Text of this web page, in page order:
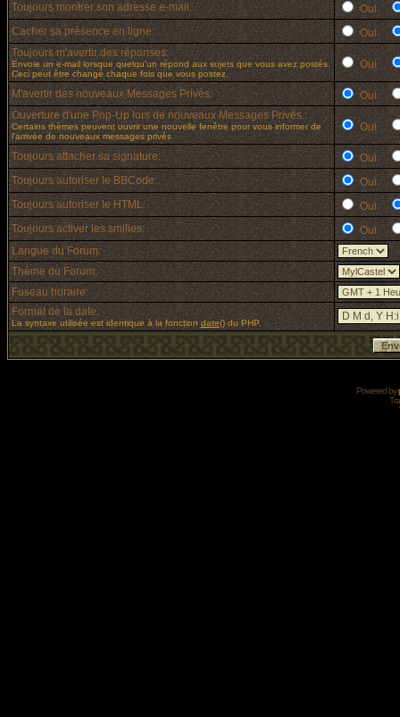
Toujours montrer son adresse e-mail:
Oui
Cacher sa présence en ligne:
Oui
Toujours m'avertir des réponses:
Envoie un e-mail lorsque quelqu'un répond aux sujets que vous avez postés.
Ceci peut être changé chaque fois que vous postez.
Oui
M'avertir des nouveaux Messages Privés:
Oui
Ouverture d'une Pop-Up lors de nouveaux Messages Privés.:
Certains thèmes peuvent ouvrir une nouvelle fenêtre pour vous informer de
l'arrivée de nouveaux messages privés
Oui
Toujours attacher sa signature:
Oui
Toujours autoriser le BBCode:
Oui
Toujours autoriser le HTML:
Oui
Toujours activer les smilies:
Oui
Langue du Forum:
Thème du Forum:
Fuseau horaire:
Format de la date:
La syntaxe utilisée est identique à la fonction date()du PHP.
Powered by